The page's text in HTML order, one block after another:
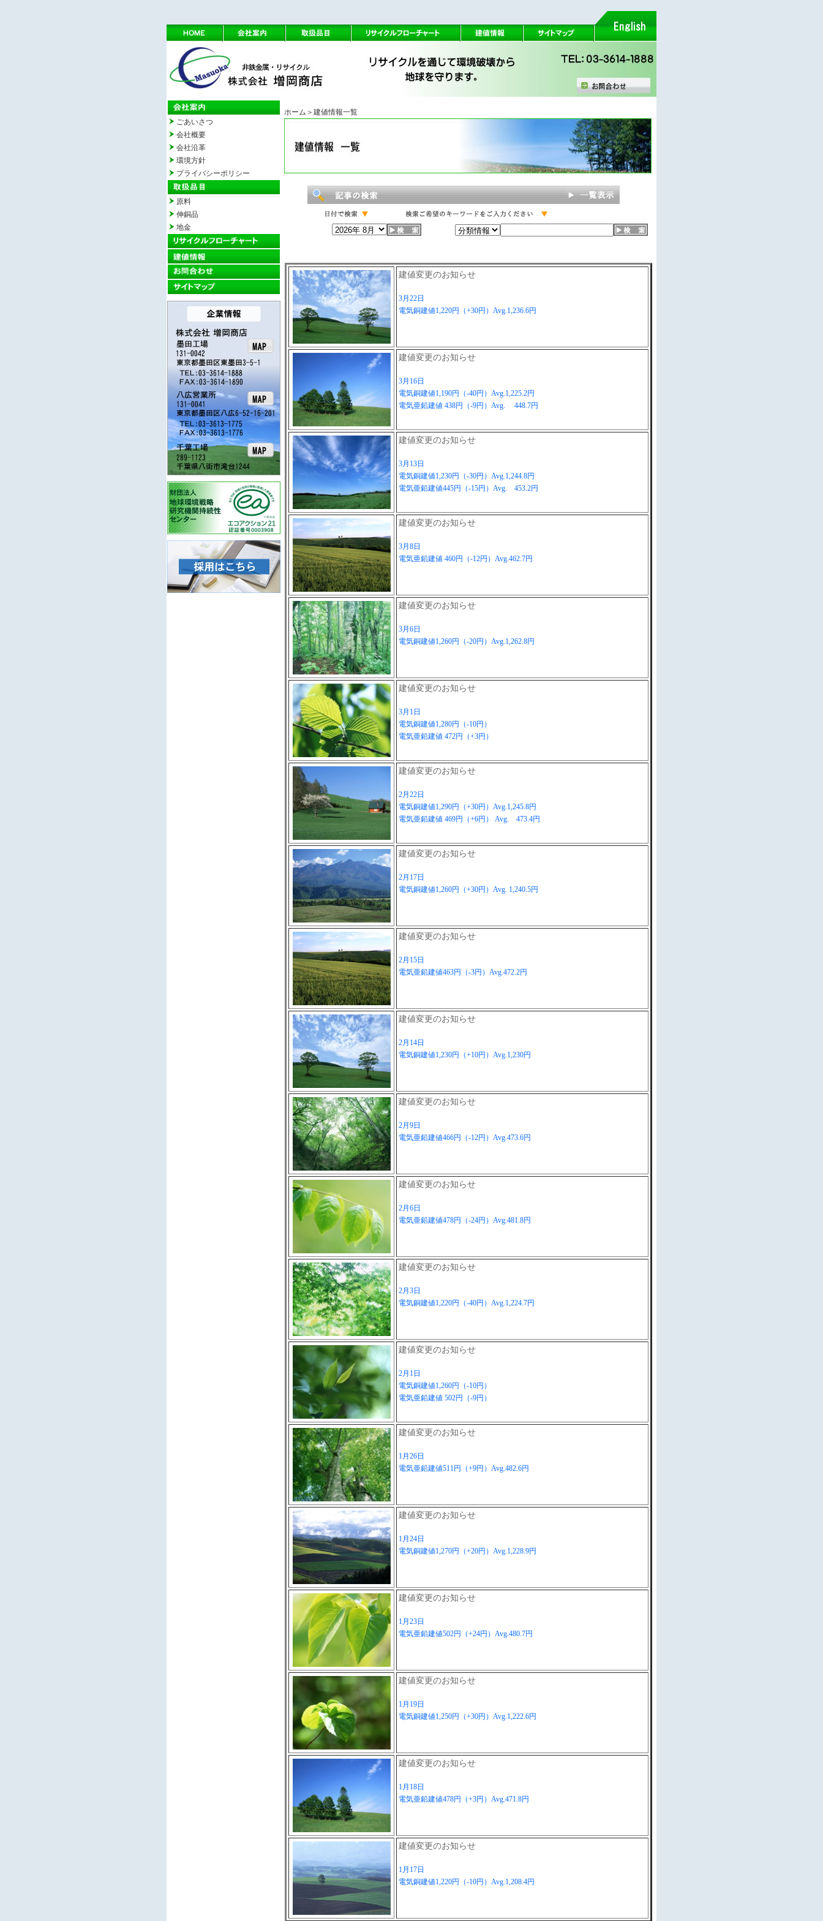
ごあいさつ
会社概要
会社沿革
環境方針
プライバシーポリシー
原料
伸銅品
地金
ホーム ＞建値情報一覧
建値変更のお知らせ
3月22日
電気銅建値1,220円（+30円）Avg.1,236.6円
建値変更のお知らせ
3月16日
電気銅建値1,190円（-40円）Avg.1,225.2円
電気亜鉛建値 438円（-9円）Avg. 448.7円
建値変更のお知らせ
3月13日
電気銅建値1,230円（-30円）Avg.1,244.8円
電気亜鉛建値445円（-15円）Avg. 453.2円
建値変更のお知らせ
3月8日
電気亜鉛建値 460円（-12円）Avg.462.7円
建値変更のお知らせ
3月6日
電気銅建値1,260円（-20円）Avg.1,262.8円
建値変更のお知らせ
3月1日
電気銅建値1,280円（-10円）
電気亜鉛建値 472円（+3円）
建値変更のお知らせ
2月22日
電気銅建値1,290円（+30円）Avg.1,245.8円
電気亜鉛建値 469円（+6円） Avg. 473.4円
建値変更のお知らせ
2月17日
電気銅建値1,260円（+30円）Avg. 1,240.5円
建値変更のお知らせ
2月15日
電気亜鉛建値463円（-3円）Avg.472.2円
建値変更のお知らせ
2月14日
電気銅建値1,230円（+10円）Avg.1,230円
建値変更のお知らせ
2月9日
電気亜鉛建値466円（-12円）Avg.473.6円
建値変更のお知らせ
2月6日
電気亜鉛建値478円（-24円）Avg.481.8円
建値変更のお知らせ
2月3日
電気銅建値1,220円（-40円）Avg.1,224.7円
建値変更のお知らせ
2月1日
電気銅建値1,260円（-10円）
電気亜鉛建値 502円（-9円）
建値変更のお知らせ
1月26日
電気亜鉛建値511円（+9円）Avg.482.6円
建値変更のお知らせ
1月24日
電気銅建値1,270円（+20円）Avg.1,228.9円
建値変更のお知らせ
1月23日
電気亜鉛建値502円（+24円）Avg.480.7円
建値変更のお知らせ
1月19日
電気銅建値1,250円（+30円）Avg.1,222.6円
建値変更のお知らせ
1月18日
電気亜鉛建値478円（+3円）Avg.471.8円
建値変更のお知らせ
1月17日
電気銅建値1,220円（-10円）Avg.1,208.4円